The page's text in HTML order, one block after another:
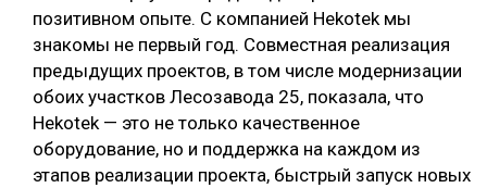
позитивном опыте. С компанией Hekotek мы
знакомы не первый год. Cовместная реализация
предыдущих проектов, в том числе модернизации
обоих участков Лесозавода 25, показала, что
Hekotek — это не только качественное
оборудование, но и поддержка на каждом из
этапов реализации проекта, быстрый запуск новых